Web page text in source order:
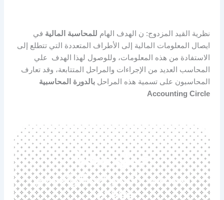
نظرية القيد المزدوج: ن الهدف الهام للمحاسبة المالية في
ايصال المعلومات المالية إلى الأطراف المتعددة التي تتطلع إلى
الاستفادة من هذه المعلومات، وللوصول لهذا الهدف علي
المحاسب العديد من الإجراءات والمراحل المتتابعة، وقد تعارف
المحاسبون على تسمية هذه المراحل بالدورة المحاسبية
Accounting Circle
حمل مجانا
استكشف المميزات الرائعة في
مجاناً الآن